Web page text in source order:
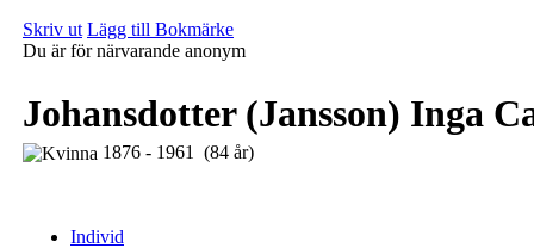
Skriv ut Lägg till Bokmärke
Du är för närvarande anonym
Johansdotter (Jansson) Inga
1876 - 1961 (84 år)
Individ